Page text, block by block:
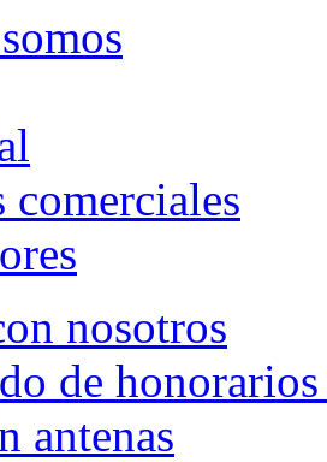
nosotros
de
antenas